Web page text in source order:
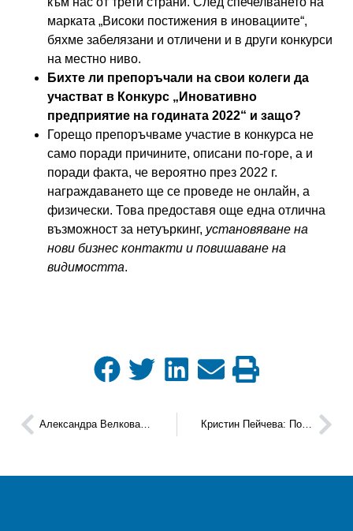
марката „Високи постижения в иновациите“,
бяхме забелязани и отличени и в други конкурси
на местно ниво.
Бихте ли препоръчали на свои колеги да
участват в Конкурс „Иновативно
предприятие на годината 2022“ и защо?
Горещо препоръчваме участие в конкурса не
само поради причините, описани по-горе, а и
поради факта, че вероятно през 2022 г.
награждаването ще се проведе не онлайн, а
физически. Това предоставя още една отлична
възможност за нетуъркинг, установяване на
нови бизнес контакти и повишаване на
видимостта.
Александра Велкова: Една от причините фирмата ни да се радва на толкова многобройни нови бизнес партньорства е именно участието в конкурса „Иновативно предприятие на 2021 година“ Кристин Пейчева: Ползите да си носител на награда от конкурса „Иновативно предприятие на годината“ не са за подценяване – те допълват перфектно профила на дадено предприятие, а това е едно от най-важните неща, както за инвеститори, така и за програми за финансиране и клиенти.